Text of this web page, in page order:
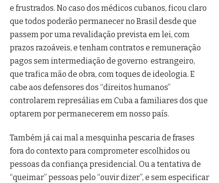
e frustrados. No caso dos médicos cubanos, ficou claro
que todos poderão permanecer no Brasil desde que
passem por uma revalidação prevista em lei, com
prazos razoáveis, e tenham contratos e remuneração
pagos sem intermediação de governo estrangeiro,
que trafica mão de obra, com toques de ideologia. E
cabe aos defensores dos “direitos humanos”
controlarem represálias em Cuba a familiares dos que
optarem por permanecerem em nosso país.
Também já cai mal a mesquinha pescaria de frases
fora do contexto para comprometer escolhidos ou
pessoas da confiança presidencial. Ou a tentativa de
“queimar” pessoas pelo “ouvir dizer”, e sem especificar